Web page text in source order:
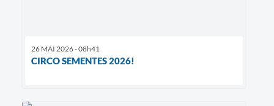
26 MAI 2026 - 08h41
CIRCO SEMENTES 2026!